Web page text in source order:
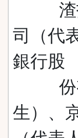
渣打
司（代
銀行股
份有
生）、